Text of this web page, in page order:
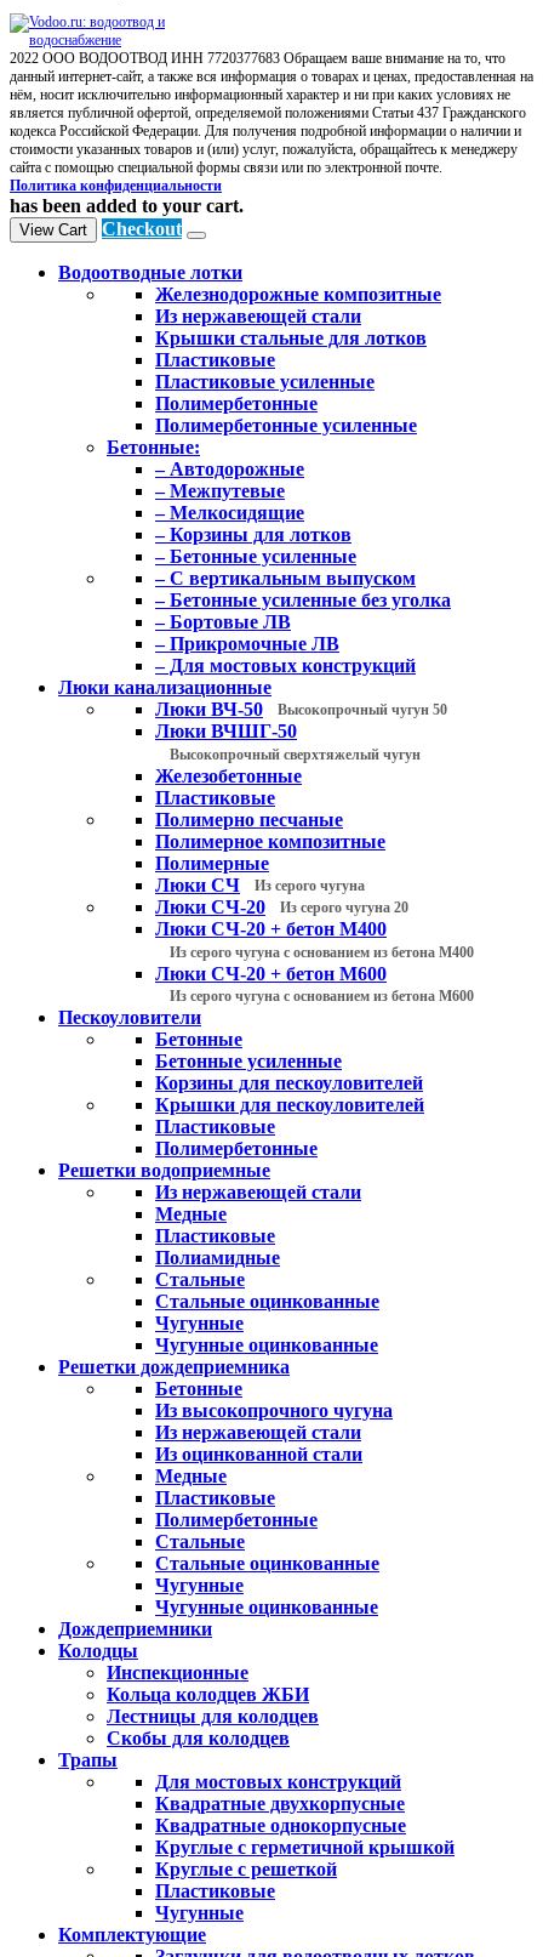
2022 ООО ВОДООТВОД ИНН 7720377683 Обращаем ваше внимание на то, что
данный интернет-сайт, а также вся информация о товарах и ценах, предоставленная на
нём, носит исключительно информационный характер и ни при каких условиях не
является публичной офертой, определяемой положениями Статьи 437 Гражданского
кодекса Российской Федерации. Для получения подробной информации о наличии и
стоимости указанных товаров и (или) услуг, пожалуйста, обращайтесь к менеджеру
сайта с помощью специальной формы связи или по электронной почте.
Политика конфиденциальности
has been added to your cart.
View Cart Checkout
Водоотводные лотки
Железнодорожные композитные
Из нержавеющей стали
Крышки стальные для лотков
Пластиковые
Пластиковые усиленные
Полимербетонные
Полимербетонные усиленные
Бетонные:
– Автодорожные
– Межпутевые
– Мелкосидящие
– Корзины для лотков
– Бетонные усиленные
– С вертикальным выпуском
– Бетонные усиленные без уголка
– Бортовые ЛВ
– Прикромочные ЛВ
– Для мостовых конструкций
Люки канализационные
Люки ВЧ-50
Высокопрочный чугун 50
Люки ВЧШГ-50
Высокопрочный сверхтяжелый чугун
Железобетонные
Пластиковые
Полимерно песчаные
Полимерное композитные
Полимерные
Люки СЧ
Из серого чугуна
Люки СЧ-20 Из серого чугуна 20
Люки СЧ-20 + бетон М400
Из серого чугуна с основанием из бетона М400
Люки СЧ-20 + бетон М600
Из серого чугуна с основанием из бетона М600
Пескоуловители
Бетонные
Бетонные усиленные
Корзины для пескоуловителей
Крышки для пескоуловителей
Пластиковые
Полимербетонные
Решетки водоприемные
Из нержавеющей стали
Медные
Пластиковые
Полиамидные
Стальные
Стальные оцинкованные
Чугунные
Чугунные оцинкованные
Решетки дождеприемника
Бетонные
Из высокопрочного чугуна
Из нержавеющей стали
Из оцинкованной стали
Медные
Пластиковые
Полимербетонные
Стальные
Стальные оцинкованные
Чугунные
Чугунные оцинкованные
Дождеприемники
Колодцы
Инспекционные
Кольца колодцев ЖБИ
Лестницы для колодцев
Скобы для колодцев
Трапы
Для мостовых конструкций
Квадратные двухкорпусные
Квадратные однокорпусные
Круглые с герметичной крышкой
Круглые с решеткой
Пластиковые
Чугунные
Комплектующие